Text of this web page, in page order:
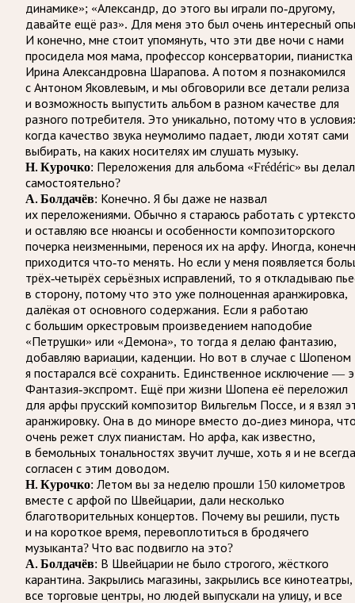
динамике»; «Александр, до этого вы играли по-другому,
давайте ещё раз». Для меня это был очень интересный
И конечно, мне стоит упомянуть, что эти две ночи с нами
просидела моя мама, профессор консерватории, пианистка
Ирина Александровна Шарапова. А потом я познакомился
с Антоном Яковлевым, и мы обговорили все детали релиза
и возможность выпустить альбом в разном качестве для
разного потребителя. Это уникально, потому что в
когда качество звука неумолимо падает, люди хотят сами
выбирать, на каких носителях им слушать музыку.
Н. Курочко: Переложения для альбома «Frédéric» вы
самостоятельно?
А. Болдачёв: Конечно. Я бы даже не назвал
их переложениями. Обычно я стараюсь работать с
и оставляю все нюансы и особенности композиторского
почерка неизменными, перенося их на арфу. Иногда,
приходится что-то менять. Но если у меня появляется
трёх-четырёх серьёзных исправлений, то я откладываю
в сторону, потому что это уже полноценная аранжировка,
далёкая от основного содержания. Если я работаю
с большим оркестровым произведением наподобие
«Петрушки» или «Демона», то тогда я делаю фантазию,
добавляю вариации, каденции. Но вот в случае с Шопеном
я постарался всё сохранить. Единственное исключение —
Фантазия-экспромт. Ещё при жизни Шопена её переложил
для арфы прусский композитор Вильгельм Поссе, и я взял
аранжировку. Она в до миноре вместо до-диез минора,
очень режет слух пианистам. Но арфа, как известно,
в бемольных тональностях звучит лучше, хоть я и не всегда
согласен с этим доводом.
Н. Курочко: Летом вы за неделю прошли 150 километров
вместе с арфой по Швейцарии, дали несколько
благотворительных концертов. Почему вы решили, пусть
и на короткое время, перевоплотиться в бродячего
музыканта? Что вас подвигло на это?
А. Болдачёв: В Швейцарии не было строгого, жёсткого
карантина. Закрылись магазины, закрылись все кинотеатры,
все торговые центры, но людей выпускали на улицу, и все